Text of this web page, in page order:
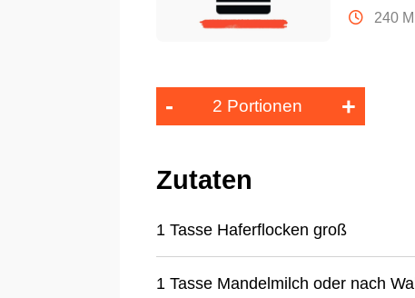
240
- 2 Portionen +
Zutaten
1 Tasse Haferflocken groß
1 Tasse Mandelmilch oder nach